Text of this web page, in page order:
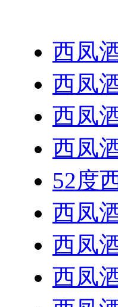
西凤
西凤
西凤
西凤
52度
西凤
西凤
西凤